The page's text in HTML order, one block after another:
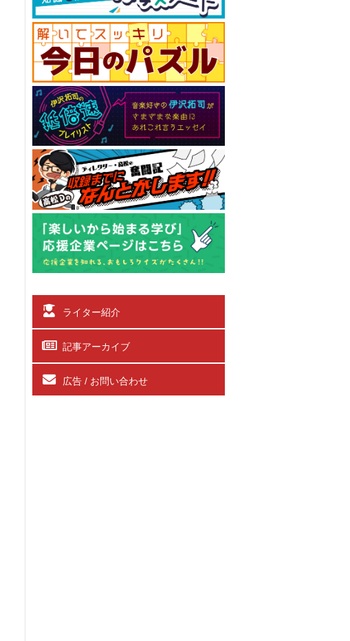
ライター紹介
記事アーカイブ
広告 / お問い合わせ